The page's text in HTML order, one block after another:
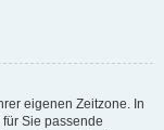
eigenen Zeitzone. In
Sie passende